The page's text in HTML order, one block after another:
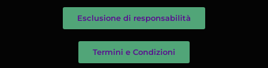
Esclusione di responsabilità
Termini e Condizioni